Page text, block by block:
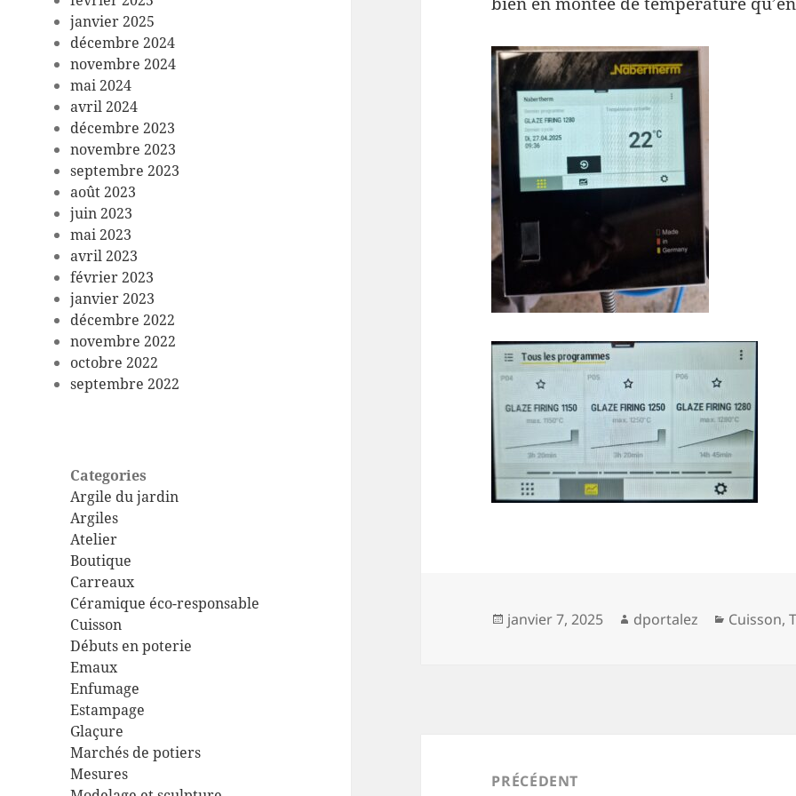
janvier 2025
décembre 2024
novembre 2024
mai 2024
avril 2024
décembre 2023
novembre 2023
septembre 2023
août 2023
juin 2023
mai 2023
avril 2023
février 2023
janvier 2023
décembre 2022
novembre 2022
octobre 2022
septembre 2022
Categories
Argile du jardin
Argiles
Atelier
Boutique
Carreaux
Céramique éco-responsable
Cuisson
Débuts en poterie
Emaux
Enfumage
Estampage
Glaçure
Marchés de potiers
Mesures
Publié
janvier 7, 2025 Auteur
dportalez Cuisson,
PRÉCÉDENT